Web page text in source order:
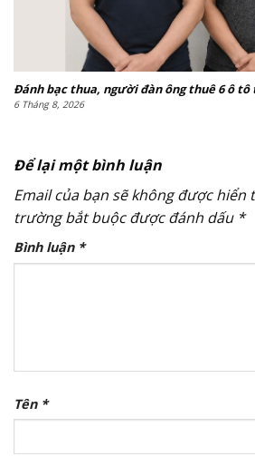
Đánh bạc thua, người đàn ông thuê 6 ô
6 Tháng 8, 2026
Để lại một bình luận
Email của bạn sẽ không được hiển
trường bắt buộc được đánh dấu *
Bình luận *
Tên *